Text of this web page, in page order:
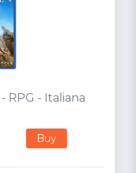
RPG - Italiana
Buy